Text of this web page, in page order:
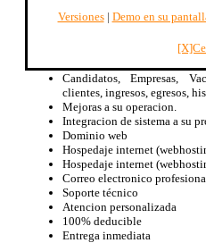
Versiones| Demo en su
adaptado.
Disponible 100% bilingüe
Candidatos, Empresas,
clientes, ingresos, egresos,
Mejoras a su operacion.
Integracion de sistema a su
Dominio web
Hospedaje internet
Hospedaje internet
Correo electronico
Soporte técnico
Atencion personalizada
100% deducible
Entrega inmediata